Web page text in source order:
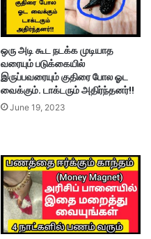
ஒரு அடி கூட நடக்க முடியாத
வரையும் படுக்கையில்
இருப்பவரையும் குதிரை போல ஓட
வைக்கும். டாக்டரும் அதிர்ந்தனர்!!
June 19, 2023